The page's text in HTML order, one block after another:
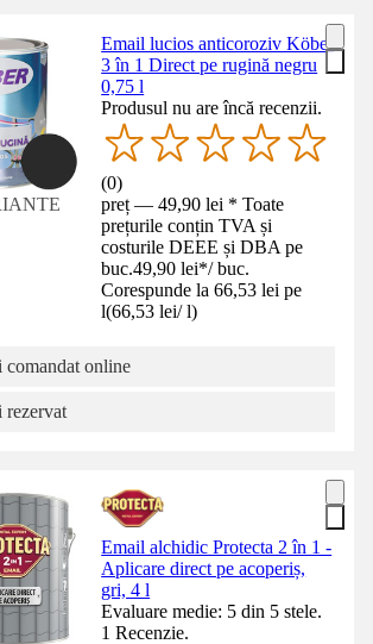
Email lucios anticoroziv Köber
3 în 1 Direct pe rugină negru
0,75 l
Produsul nu are încă recenzii.
(0)
preț — 49,90 lei * Toate
prețurile conțin TVA și
costurile DEEE și DBA pe
buc.49,90 lei*/ buc.
Corespunde la 66,53 lei pe
l(66,53 lei/ l)
comandat online
rezervat
Email alchidic Protecta 2 în 1 -
Aplicare direct pe acoperiș,
gri, 4 l
Evaluare medie: 5 din 5 stele.
1 Recenzie.